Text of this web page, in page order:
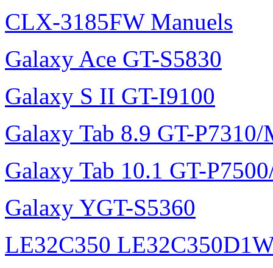
CLX-3185FW Manuels
Galaxy Ace GT-S5830
Galaxy S II GT-I9100
Galaxy Tab 8.9 GT-P7310/
Galaxy Tab 10.1 GT-
Galaxy YGT-S5360
LE32C350